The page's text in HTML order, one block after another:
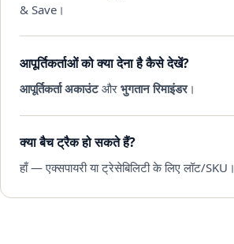
& Save।
आपूर्तिकर्ताओं को क्या देना है कैसे देखें?
आपूर्तिकर्ता अकाउंटऔर भुगतान रिमाइंडर।
क्या बैच ट्रैक हो सकते हैं?
हाँ — एक्सपायरी या ट्रेसेबिलिटी के लिए लॉट/SKU।